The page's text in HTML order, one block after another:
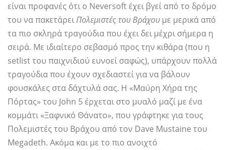
είναι προφανές ότι ο Neversoft έχει βγεί από το δρόμο
του να πακετάρειΠολεμιστές του Βράχου με μερικά από
τα πιο σκληρά τραγούδια που έχει δει μέχρι σήμερα η
σειρά. Με ιδιαίτερο σεβασμό προς την κιθάρα (που η
setlist του παιχνιδιού ευνοεί σαφώς), υπάρχουν πολλά
τραγούδια που έχουν σχεδιαστεί για να βάλουν
φουσκάλες στα δάχτυλά σας. Η «Μαύρη Χήρα της
Πόρτας» του John 5 έρχεται στο μυαλό μαζί με ένα
κομμάτι «Ξαφνικό Θάνατο», που γράφτηκε για τους
Πολεμιστές του Βράχου από τον Dave Mustaine του
Megadeth. Ακόμα και με το πιο ανοιχτό